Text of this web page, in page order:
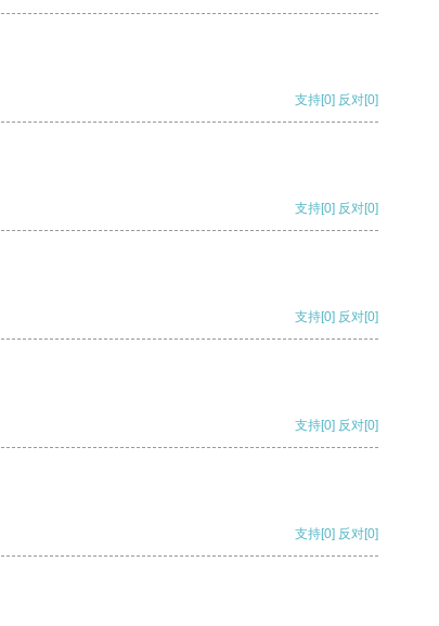
支持[0] 反对[0]
支持[0] 反对[0]
支持[0] 反对[0]
支持[0] 反对[0]
支持[0] 反对[0]